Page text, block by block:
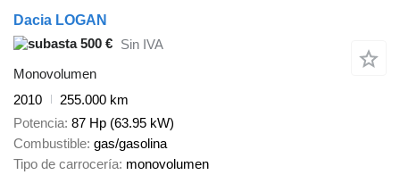
Dacia LOGAN
500 € Sin IVA
Monovolumen
2010
255.000 km
Potencia 87 Hp (63.95 kW)
Combustible gas/gasolina
Tipo de carrocería monovolumen